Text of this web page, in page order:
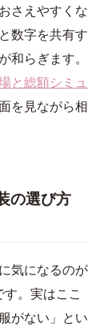
さえやすくな
数字を共有す
和らぎます。
と総額シミュ
を見ながら相
の選び方
気になるのが
す。実はここ
がない」とい